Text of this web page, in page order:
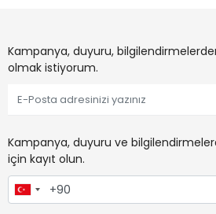
Kampanya, duyuru,
olmak istiyorum.
Kampanya, duyuru ve
için kayıt olun.